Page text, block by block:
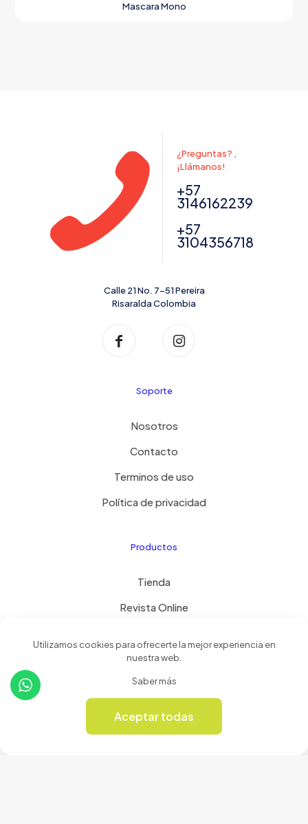
Mascara Mono
¿Preguntas? ,
¡Llámanos!
+57
3146162239
+57
3104356718
Calle 21 No. 7-51 Pereira
Risaralda Colombia
Soporte
Nosotros
Contacto
Terminos de uso
Política de privacidad
Productos
Tienda
Revista Online
© 2024 Cerámicas Casa del Arte | Todos los derechos
reservados
Utilizamos cookies para ofrecerte la mejor experiencia en
nuestra web.
Saber más
Aceptar todas